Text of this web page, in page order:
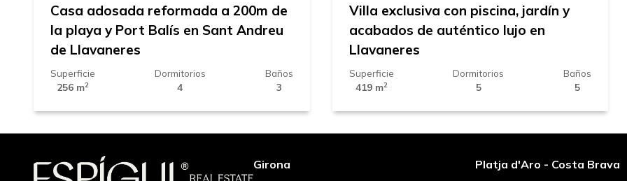
Casa adosada reformada a 200m de
la playa y Port Balís en Sant Andreu
de Llavaneres
Superficie
256 m2
Dormitorios
4
Baños
3
Villa exclusiva con piscina, jardín y
acabados de auténtico lujo en
Llavaneres
Superficie
419 m2
Dormitorios
5
Baños
5
Girona Platja d'Aro - Costa Brava